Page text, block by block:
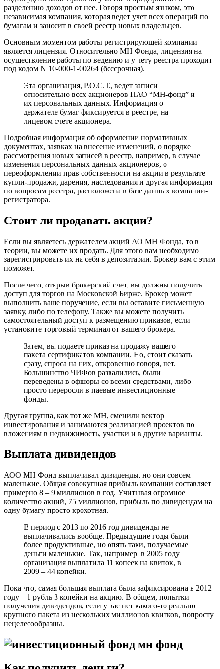
разделению доходов от нее. Говоря простым языком, это
независимая компания, которая ведет учет всех операций по
бумагам и заносит в своей реестр новых владельцев.
Основным моментом работы регистрирующей компании
является лицензия. Относительно МН Фонда, лицензия на
осуществление работы по ведению и у чету реестра проходит
под кодом N 10-000-1-00264 (бессрочная).
Эта организация, Р.О.С.Т., ведет записи
относительно всех акционеров ПАО “МН-фонд” и
их персональных данных. Информация о
держателе бумаг фиксируется в реестре, на
лицевом счете акционера.
Подробная информация об оформлении нормативных
документах, заявках на внесение изменений, о порядке
рассмотрения новых записей в реестр, например, в случае
изменения персональных данных акционеров, о
переоформлении прав собственности на акции в результате
купли-продажи, дарения, наследования и другая информация
по вопросам реестра, расположена в базе данных компании-
регистратора.
Стоит ли продавать акции?
Если вы являетесь держателем акций АО МН Фонда, то в
теории, вы можете их продать. Для этого вам необходимо
зарегистрировать их на себя в депозитарии. Брокер вам с этим
поможет.
После чего, открыв брокерский счет, вы должны получить
доступ для торгов на Московской Бирже. Брокер может
выполнить ваше поручение, если вы оставите письменную
заявку, либо по телефону. Также вы можете получить
самостоятельный доступ к размещению приказов, если
установите торговый терминал от вашего брокера.
Затем, вы подаете приказ на продажу вашего
пакета сертификатов компании. Но, стоит сказать
сразу, спроса на них, откровенно говоря, нет.
Большинство ЧИФов развалились, были
переведены в офшоры со всеми средствами, либо
просто переросли в паевые инвестиционные
фонды.
Другая группа, как тот же МН, сменили вектор
инвестирования и занимаются реализацией проектов по
вложениям в недвижимость, участки и в другие варианты.
Выплата дивидендов
АОО МН Фонд выплачивал дивиденды, но они совсем
маленькие. Общая совокупная прибыль компании составляет
примерно 8 – 9 миллионов в год. Учитывая огромное
количество акций, 75 миллионов, прибыль по дивидендам на
одну бумагу просто крохотная.
В период с 2013 по 2016 год дивиденды не
выплачивались вообще. Предыдущие годы были
более продуктивные, но опять таки, получаемые
деньги маленькие. Так, например, в 2005 году
организация выплатила 11 копеек на квиток, в
2009 – 44 копейки.
Пока что, самая большая выплата была зафиксирована в 2012
году – 1 рубль 3 копейки на акцию. В общем, попытки
получения дивидендов, если у вас нет какого-то реально
крупного пакета из нескольких миллионов квитков, попросту
нецелесообразны.